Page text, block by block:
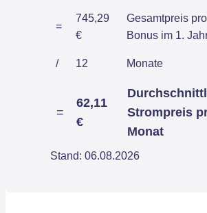
=
745,29
€
Gesamtpreis
Bonus im 1.
/ 12 Monate
=
62,11
€
Strompreis
Monat
Stand: 06.08.2026